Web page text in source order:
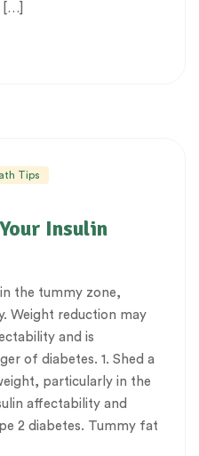
[…]
Tips
Insulin
the tummy zone,
Weight reduction may
and is
of diabetes. 1. Shed a
particularly in the
affectability and
2 diabetes. Tummy fat